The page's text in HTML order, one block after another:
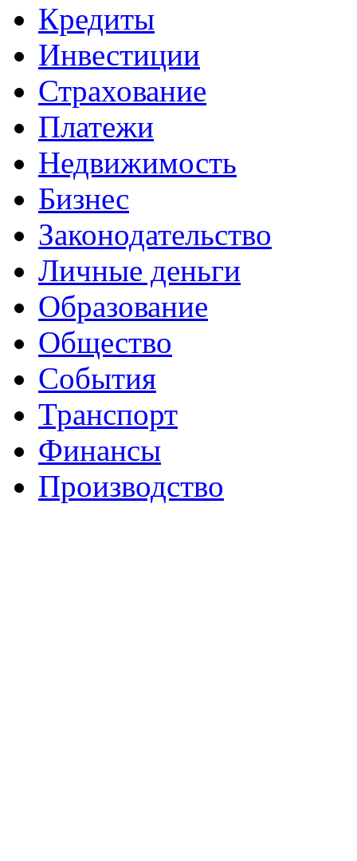
Кредиты
Инвестиции
Страхование
Платежи
Недвижимость
Бизнес
Законодательство
Личные деньги
Образование
Общество
События
Транспорт
Финансы
Производство